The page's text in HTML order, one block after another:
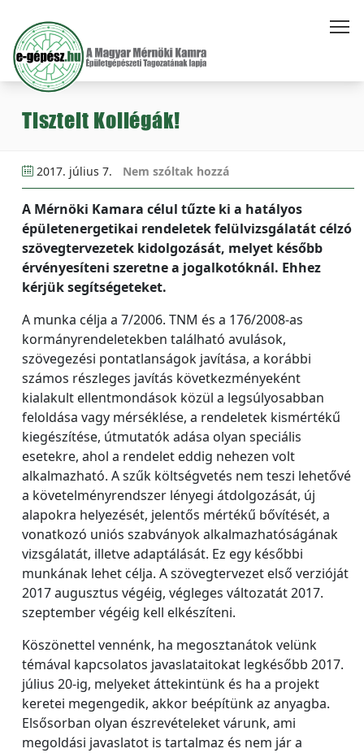
Tisztelt Kollégák!
2017. július 7. Nem szóltak hozzá
A Mérnöki Kamara célul tűzte ki a hatályos
épületenergetikai rendeletek felülvizsgálatát célzó
szövegtervezetek kidolgozását, melyet később
érvényesíteni szeretne a jogalkotóknál. Ehhez
kérjük segítségeteket.
A munka célja a 7/2006. TNM és a 176/2008-as
kormányrendeletekben található avulások,
szövegezési pontatlanságok javítása, a korábbi
számos részleges javítás következményeként
kialakult ellentmondások közül a legsúlyosabban
feloldása vagy mérséklése, a rendeletek kismértékű
kiegészítése, útmutatók adása olyan speciális
esetekre, ahol a rendelet eddig nehezen volt
alkalmazható. A szűk költségvetés nem teszi lehetővé
a követelményrendszer lényegi átdolgozását, új
alapokra helyezését, jelentős mértékű bővítését, a
vonatkozó uniós szabványok alkalmazhatóságának
vizsgálatát, illetve adaptálását. Ez egy későbbi
munkának lehet célja. A szövegtervezet első verzióját
2017 augusztus végéig, végleges változatát 2017.
szeptember végéig kell elkészíteni.
Köszönettel vennénk, ha megosztanátok velünk
témával kapcsolatos javaslataitokat legkésőbb 2017.
július 20-ig, melyeket áttekintünk és ha a projekt
keretei megengedik, akkor beépítünk az anyagba.
Elsősorban olyan észrevételeket várunk, ami
megoldási javaslatot is tartalmaz és nem jár a